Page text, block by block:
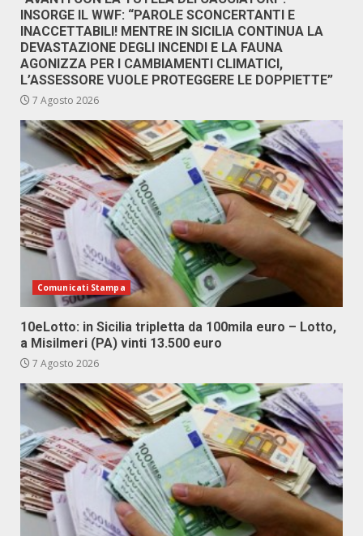
INSORGE IL WWF: “PAROLE SCONCERTANTI E
INACCETTABILI! MENTRE IN SICILIA CONTINUA LA
DEVASTAZIONE DEGLI INCENDI E LA FAUNA
AGONIZZA PER I CAMBIAMENTI CLIMATICI,
L’ASSESSORE VUOLE PROTEGGERE LE DOPPIETTE”
7 Agosto 2026
Comunicati Stampa
10eLotto: in Sicilia tripletta da 100mila euro – Lotto,
a Misilmeri (PA) vinti 13.500 euro
7 Agosto 2026